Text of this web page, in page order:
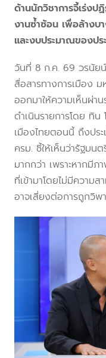
ด้านนักวิชาการจี้เร่งป
งานซ้ำซ้อน เพื่อล้างบ
และงบประมาณของปร
วันที่ 8 ก.ค. 69 วรนัย
สื่อสารทางการเมือง
ออกมาให้ความเห็นผ่า
ดำเนินรายการโดย ทิ
เมืองไทยตอนนี้ ถึงปร
ครม. ชี้ให้เห็นว่ารัฐมน
มากกว่า เพราะหากมีภ
ที่เข้ามาโดยไม่มีความ
อาจเสี่ยงต่อการถูกวิ